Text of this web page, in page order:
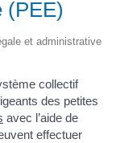
(PEE)
et administrative
collectif
des petites
avec l’aide de
effectuer